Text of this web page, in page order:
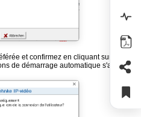
et confirmez en cliquant sur "OK".
de démarrage automatique s'affiche: